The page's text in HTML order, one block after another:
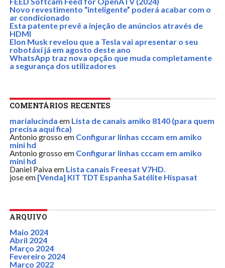
Novo revestimento “inteligente” poderá acabar com o
ar condicionado
Esta patente prevê a injeção de anúncios através de
HDMI
Elon Musk revelou que a Tesla vai apresentar o seu
robotáxi já em agosto deste ano
WhatsApp traz nova opção que muda completamente
a segurança dos utilizadores
COMENTÁRIOS RECENTES
marialucinda em Lista de canais amiko 8140 (para quem
precisa aqui fica)
Antonio grosso em Configurar linhas cccam em amiko
mini hd
Antonio grosso em Configurar linhas cccam em amiko
mini hd
Daniel Paivaem Lista canais Freesat V7HD.
joseem [Venda] KIT TDT Espanha Satélite Hispasat
ARQUIVO
Maio 2024
Abril 2024
Março 2024
Fevereiro 2024
Março 2022